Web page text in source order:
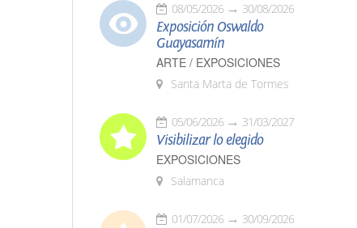
08/05/2026 30/08/2026
Exposición Oswaldo
Guayasamín
ARTE / EXPOSICIONES
Santa Marta de Tormes
05/06/2026 31/03/2027
Visibilizar lo elegido
EXPOSICIONES
Salamanca
01/07/2026 30/09/2026